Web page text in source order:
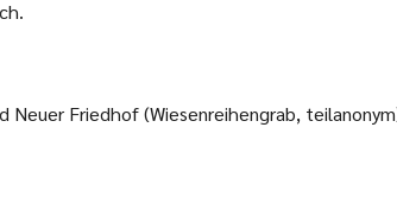
Friedhof (Wiesenreihengrab,